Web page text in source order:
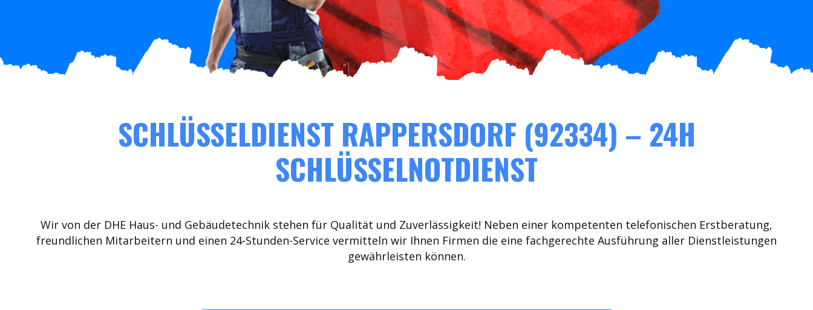
SCHLÜSSELDIENST RAPPERSDORF (92334) – 24H
SCHLÜSSELNOTDIENST
Wir von der DHE Haus- und Gebäudetechnik stehen für Qualität und Zuverlässigkeit! Neben einer kompetenten telefonischen Erstberatung,
freundlichen Mitarbeitern und einen 24-Stunden-Service vermitteln wir Ihnen Firmen die eine fachgerechte Ausführung aller Dienstleistungen
gewährleisten können.